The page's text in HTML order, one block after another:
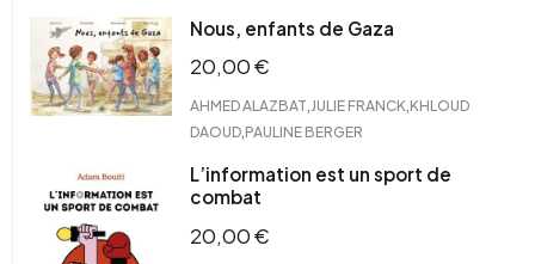
Nous, enfants de Gaza
20,00€
AHMED ALAZBAT,JULIE FRANCK,KHLOUD
DAOUD,PAULINE BERGER
L’information est un sport de
combat
20,00€